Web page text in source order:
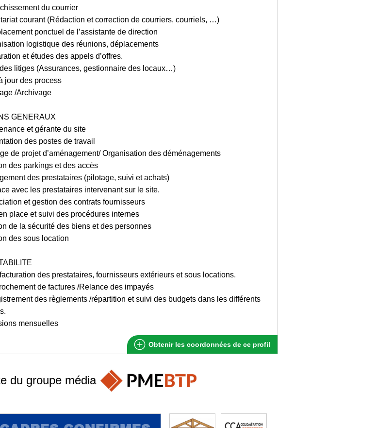
du courrier
courant (Rédaction et correction de courriers, courriels, …)
ponctuel de l’assistante de direction
logistique des réunions, déplacements
et études des appels d’offres.
litiges (Assurances, gestionnaire des locaux…)
jour des process
/Archivage
GENERAUX
et gérante du site
des postes de travail
de projet d’aménagement/ Organisation des déménagements
des parkings et des accès
des prestataires (pilotage, suivi et achats)
avec les prestataires intervenant sur le site.
et gestion des contrats fournisseurs
place et suivi des procédures internes
de la sécurité des biens et des personnes
des sous location
des prestataires, fournisseurs extérieurs et sous locations.
de factures /Relance des impayés
des règlements /répartition et suivi des budgets dans les différents
mensuelles
Obtenir les coordonnées de ce profil
du groupe média